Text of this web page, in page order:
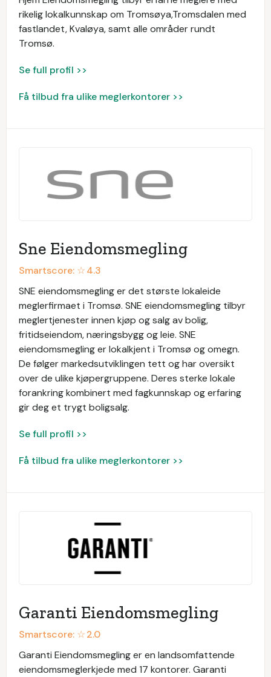
rikelig lokalkunnskap om Tromsøya,Tromsdalen med
fastlandet, Kvaløya, samt alle områder rundt
Tromsø.
Se full profil >>
Få tilbud fra ulike meglerkontorer >>
Sne Eiendomsmegling
Smartscore: ☆4.3
SNE eiendomsmegling er det største lokaleide
meglerfirmaet i Tromsø. SNE eiendomsmegling tilbyr
meglertjenester innen kjøp og salg av bolig,
fritidseiendom, næringsbygg og leie. SNE
eiendomsmegling er lokalkjent i Tromsø og omegn.
De følger markedsutviklingen tett og har oversikt
over de ulike kjøpergruppene. Deres sterke lokale
forankring kombinert med fagkunnskap og erfaring
gir deg et trygt boligsalg.
Se full profil >>
Få tilbud fra ulike meglerkontorer >>
Garanti Eiendomsmegling
Smartscore: ☆2.0
Garanti Eiendomsmegling er en landsomfattende
eiendomsmeglerkjede med 17 kontorer. Garanti